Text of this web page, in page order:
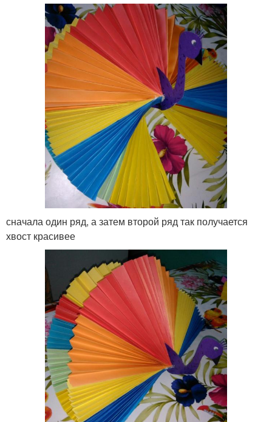
сначала один ряд, а затем второй ряд так получается
хвост красивее